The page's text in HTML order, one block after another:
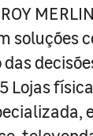
soluções
Lojas